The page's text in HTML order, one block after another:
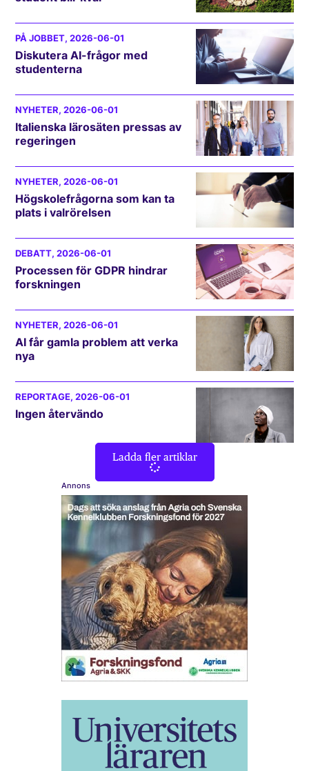
PÅ JOBBET, 2026-06-01
Diskutera AI-frågor med
studenterna
NYHETER, 2026-06-01
Italienska lärosäten pressas av
regeringen
NYHETER, 2026-06-01
Högskolefrågorna som kan ta
plats i valrörelsen
DEBATT, 2026-06-01
Processen för GDPR hindrar
forskningen
NYHETER, 2026-06-01
AI får gamla problem att verka
nya
REPORTAGE, 2026-06-01
Ingen återvändo
Ladda fler artiklar
Annons